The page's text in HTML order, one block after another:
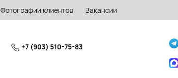
Фотографии клиентов Вакансии
+7 (903) 510-75-83